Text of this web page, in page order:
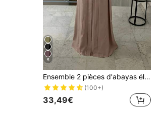
5
Ensemble 2 pièces d'abayas élégantes, veste cardigan longue & robe, tenue gracieuse pour le printemps et l'automne
(100+)
33,49€